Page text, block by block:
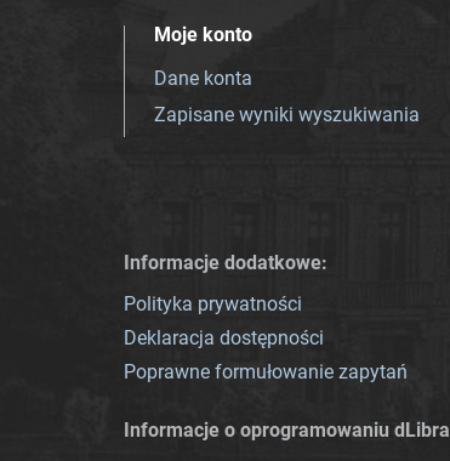
Moje konto
Dane konta
Zapisane wyniki wyszukiwania
Informacje dodatkowe:
Polityka prywatności
Deklaracja dostępności
Poprawne formułowanie zapytań
Informacje o oprogramowaniu dLibra